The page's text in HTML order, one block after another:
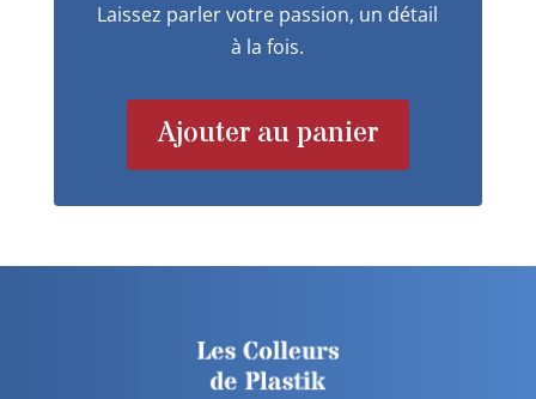
Laissez parler votre passion, un détail
à la fois.
Ajouter au panier